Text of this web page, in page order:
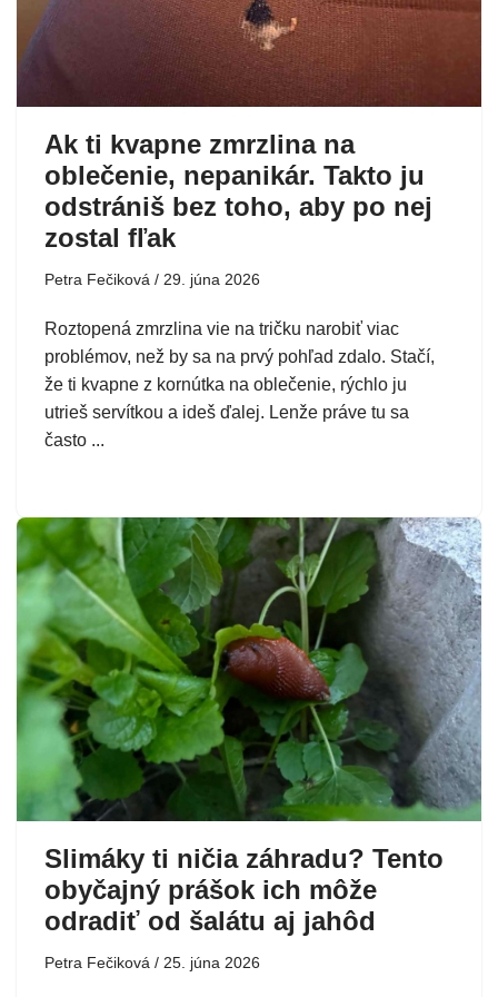
Ak ti kvapne zmrzlina na
oblečenie, nepanikár. Takto ju
odstrániš bez toho, aby po nej
zostal fľak
Petra Fečiková 29. júna 2026
Roztopená zmrzlina vie na tričku narobiť viac
problémov, než by sa na prvý pohľad zdalo. Stačí,
že ti kvapne z kornútka na oblečenie, rýchlo ju
utrieš servítkou a ideš ďalej. Lenže práve tu sa
často ...
Slimáky ti ničia záhradu? Tento
obyčajný prášok ich môže
odradiť od šalátu aj jahôd
Petra Fečiková 25. júna 2026